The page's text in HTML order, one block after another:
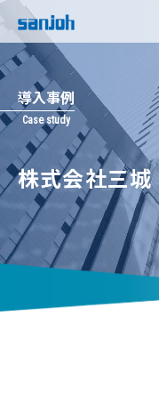
株式会社三城
導入事例